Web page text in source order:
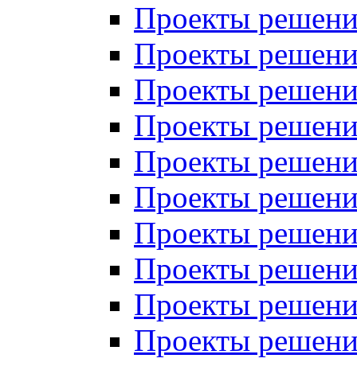
Проекты
Проекты
Проекты
Проекты
Проекты
Проекты
Проекты
Проекты
Проекты
Проекты